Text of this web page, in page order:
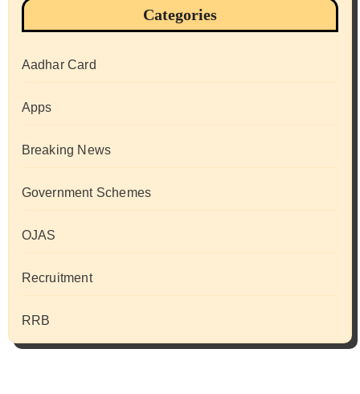
Categories
Aadhar Card
Apps
Breaking News
Government Schemes
OJAS
Recruitment
RRB